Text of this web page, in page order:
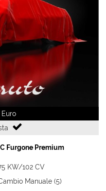
Furgone Premium
KW/102 CV
Manuale (5)